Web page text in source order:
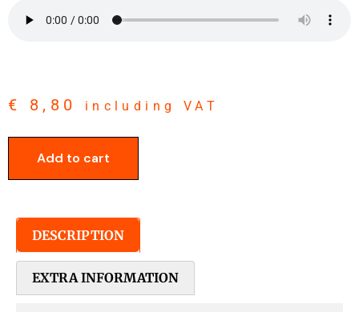
€ 8,80 including VAT
Add to cart
DESCRIPTION
EXTRA INFORMATION